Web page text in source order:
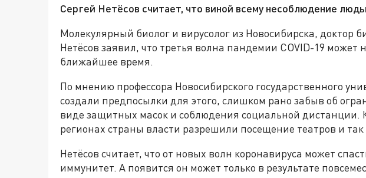
Сергей Нетёсов считает, что виной всему несоблюдение
Молекулярный биолог и вирусолог из Новосибирска, доктор
Нетёсов заявил, что третья волна пандемии COVID-19 может
ближайшее время.
По мнению профессора Новосибирского государственного
создали предпосылки для этого, слишком рано забыв об
виде защитных масок и соблюдения социальной дистанции.
регионах страны власти разрешили посещение театров и так
Нетёсов считает, что от новых волн коронавируса может
иммунитет. А появится он может только в результате